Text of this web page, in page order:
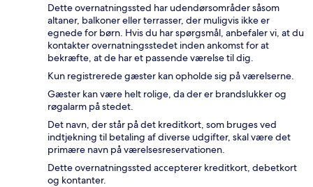
Dette overnatningssted har udendørsområder såsom
altaner, balkoner eller terrasser, der muligvis ikke er
egnede for børn. Hvis du har spørgsmål, anbefaler vi, at du
kontakter overnatningsstedet inden ankomst for at
bekræfte, at de har et passende værelse til dig.
Kun registrerede gæster kan opholde sig på værelserne.
Gæster kan være helt rolige, da der er brandslukker og
røgalarm på stedet.
Det navn, der står på det kreditkort, som bruges ved
indtjekning til betaling af diverse udgifter, skal være det
primære navn på værelsesreservationen.
Dette overnatningssted accepterer kreditkort, debetkort
og kontanter.